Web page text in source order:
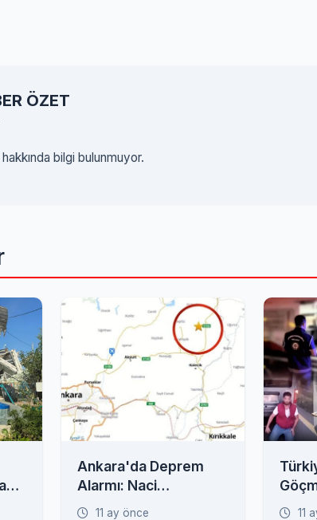
ÖZET
bilgi bulunmuyor.
Ankara'da Deprem
Alarmı: Naci
Görür'den Kritik
11 ay önce 11